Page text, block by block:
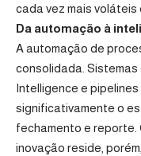
cada vez mais voláteis
Da automação à
A automação de
consolidada. Sistemas
Intelligence e
significativamente o
fechamento e reporte.
inovação reside,